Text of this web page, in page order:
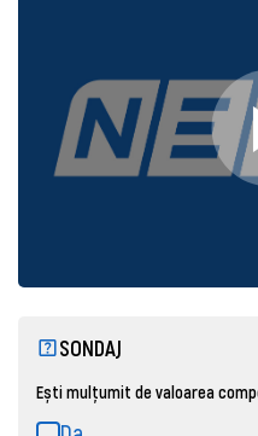
SONDAJ
Ești mulțumit de valoarea